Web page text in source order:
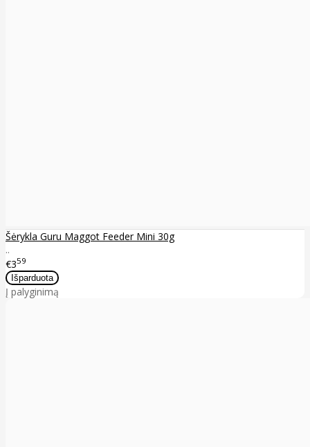
Šėrykla Guru Maggot Feeder Mini 30g
..
€359
Į palyginimą